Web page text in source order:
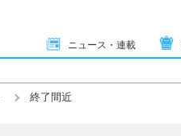
ニュース・連載
終了間近